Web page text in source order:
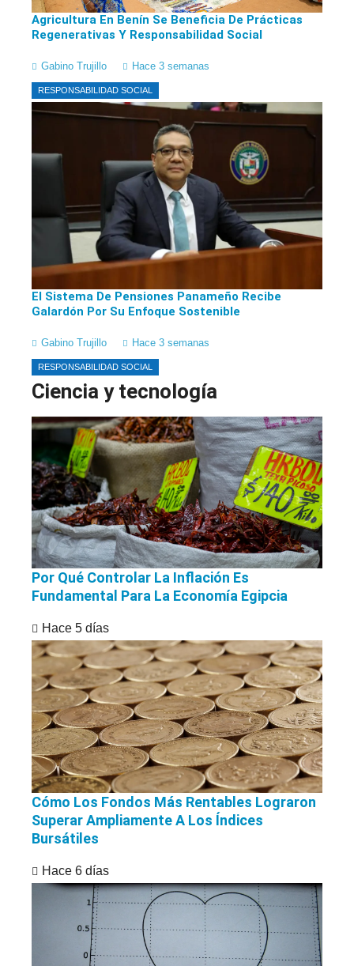
Agricultura En Benín Se Beneficia De Prácticas
Regenerativas Y Responsabilidad Social
Gabino Trujillo Hace 3 semanas
RESPONSABILIDAD SOCIAL
El Sistema De Pensiones Panameño Recibe
Galardón Por Su Enfoque Sostenible
Gabino Trujillo Hace 3 semanas
RESPONSABILIDAD SOCIAL
Ciencia y tecnología
Por Qué Controlar La Inflación Es
Fundamental Para La Economía Egipcia
Hace 5 días
Cómo Los Fondos Más Rentables Lograron
Superar Ampliamente A Los Índices
Bursátiles
Hace 6 días